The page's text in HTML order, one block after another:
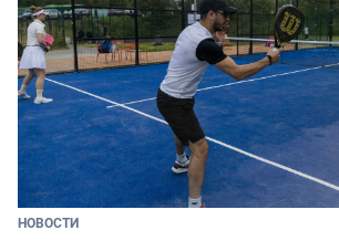
НОВОСТИ